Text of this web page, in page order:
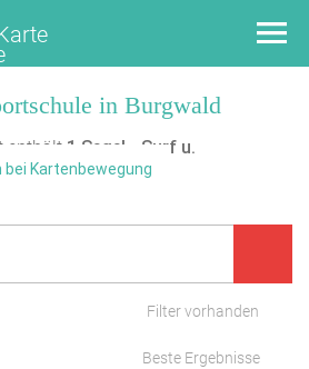
in Burgwald
enthält 1 Segel-, Surf u.
Filter vorhanden
Beste Ergebnisse
bei Kartenbewegung